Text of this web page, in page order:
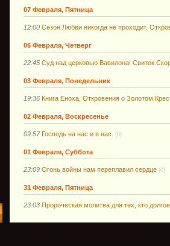
07 Февраля, Пятница
12:00 Сезон Любви никогда не проходит.
06 Февраля, Четверг
22:45 Суд над церковью Вавилона! Свиток
03 Февраля, Понедельник
19:36 Книга Еноха, Откровения о Золотом
02 Февраля, Воскресенье
09:57 Господь на нас и в нас. (0)
01 Февраля, Суббота
23:09 Огонь войны нам переплавил сердце (0)
31 Февраля, Пятница
23:03 Пророческая молитва для тех, кто